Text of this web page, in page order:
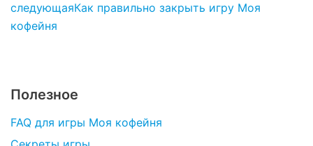
следующаяКак правильно закрыть игру Моя
кофейня
Полезное
FAQ для игры Моя кофейня